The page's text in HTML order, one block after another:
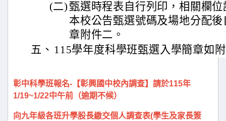
(二) 甄選時程表自行列印，相關欄
本校公告甄選號碼及場地分配
章附件二。
五、 115學年度科學班甄選入學簡章如
彰中科學班報名-【彰興國中校內調查】請於115年
1/19~1/22中午前（逾期不候）
向九年級各班升學股長繳交個人調查表(學生及家長簽